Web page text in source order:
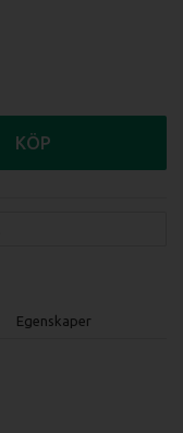
KÖP
Egenskaper